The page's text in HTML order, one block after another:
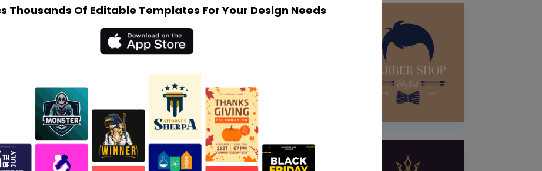
Thousands Of Editable Templates For Your Design Needs